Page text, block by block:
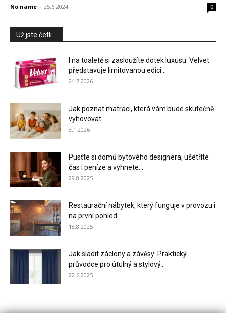
No name - 25.6.2024 0
Už jste četli...
I na toaletě si zasloužíte dotek luxusu. Velvet
představuje limitovanou edici...
24.7.2026
Jak poznat matraci, která vám bude skutečně
vyhovovat
3.1.2026
Pusťte si domů bytového designera, ušetříte
čas i peníze a vyhnete...
29.8.2025
Restaurační nábytek, který funguje v provozu i
na první pohled
18.8.2025
Jak sladit záclony a závěsy: Praktický
průvodce pro útulný a stylový...
22.6.2025